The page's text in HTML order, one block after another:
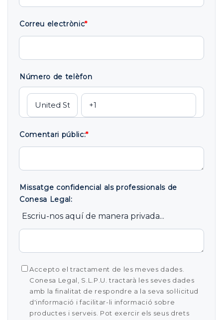
Correu electrònic*
Número de telèfon
Comentari públic:*
Missatge confidencial als professionals de
Conesa Legal:
Escriu-nos aquí de manera privada...
Accepto el tractament de les meves dades.
Conesa Legal, S.L.P.U. tractarà les seves dades
amb la finalitat de respondre a la seva sol·licitud
d'informació i facilitar-li informació sobre
productes i serveis. Pot exercir els seus drets